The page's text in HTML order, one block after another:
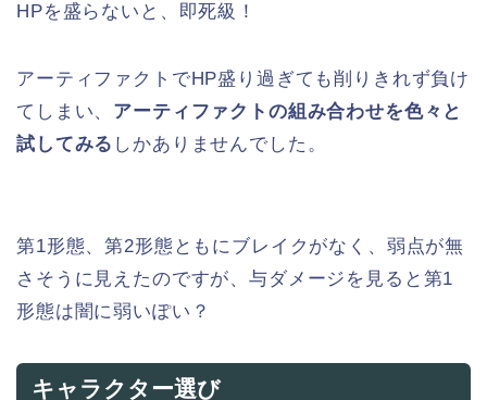
HPを盛らないと、即死級！
アーティファクトでHP盛り過ぎても削りきれず負け
てしまい、 アーティファクトの組み合わせを色々と
試してみる しかありませんでした。
第1形態、第2形態ともにブレイクがなく、弱点が無
さそうに見えたのですが、与ダメージを見ると第1
形態は闇に弱いぽい？
キャラクター選び